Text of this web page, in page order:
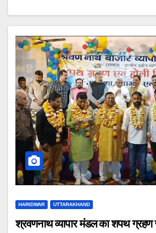
HARIDWAR UTTARAKHAND
श्रवणनाथ व्यापार मंडल का शपथ ग्रहण